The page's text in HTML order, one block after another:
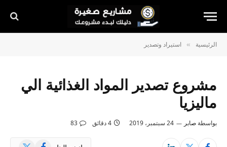
الرئيسية » استيراد وتصدير
مشروع تصدير المواد الغذائية الي
ماليزيا
بواسطة صابر 24 سبتمبر، 2019 4 دقائق 83
فيسبوك